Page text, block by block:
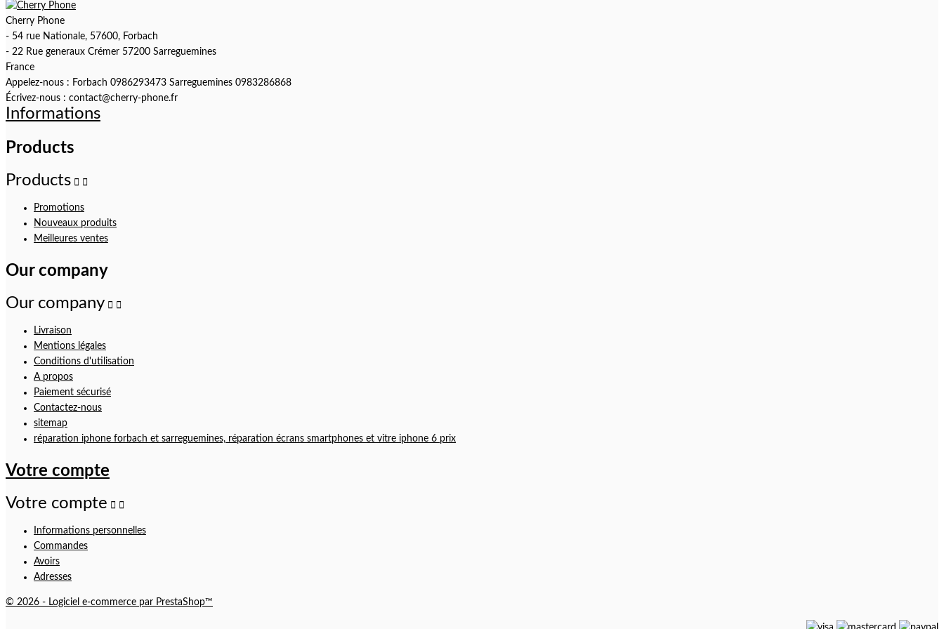
Cherry Phone
- 54 rue Nationale, 57600, Forbach
- 22 Rue generaux Crémer 57200 Sarreguemines
France
Appelez-nous : Forbach 0986293473 Sarreguemines 0983286868
Écrivez-nous : contact@cherry-phone.fr
Informations
Products
Products  
Promotions
Nouveaux produits
Meilleures ventes
Our company
Our company  
Livraison
Mentions légales
Conditions d'utilisation
A propos
Paiement sécurisé
Contactez-nous
sitemap
réparation iphone forbach et sarreguemines, réparation écrans smartphones et vitre iphone 6 prix
Votre compte
Votre compte  
Informations personnelles
Commandes
Avoirs
Adresses
© 2026 - Logiciel e-commerce par PrestaShop™